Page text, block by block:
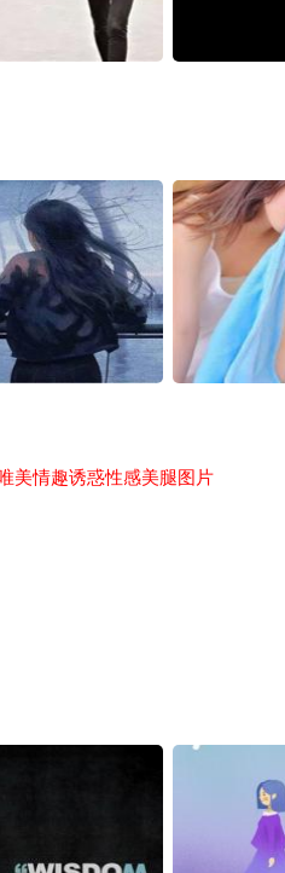
美情趣诱惑性感美腿图片